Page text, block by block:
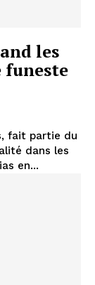
les
funeste
fait partie du
dans les
en...